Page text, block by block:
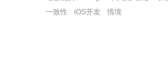
一致性
iOS开发 情境